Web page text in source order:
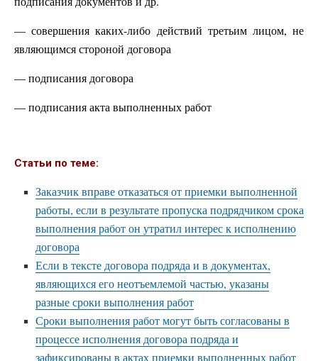
— совершения каких-либо действий третьим лицом, не
являющимся стороной договора
— подписания договора
— подписания акта выполненных работ
Статьи по теме:
Заказчик вправе отказаться от приемки выполненной
работы, если в результате пропуска подрядчиком срока
выполнения работ он утратил интерес к исполнению
договора
Если в тексте договора подряда и в документах,
являющихся его неотъемлемой частью, указаны
разные сроки выполнения работ
Сроки выполнения работ могут быть согласованы в
процессе исполнения договора подряда и
зафиксированы в актах приемки выполненных работ